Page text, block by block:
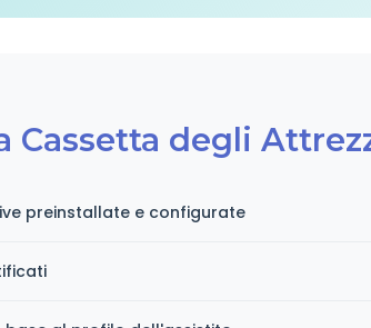
Cassetta degli
preinstallate e configurate